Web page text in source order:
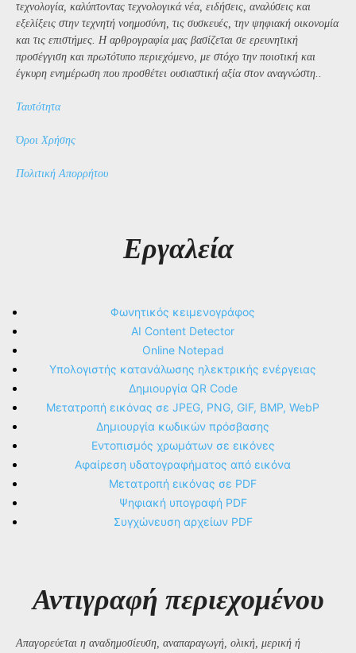
τεχνολογία, καλύπτοντας τεχνολογικά νέα, ειδήσεις, αναλύσεις και
εξελίξεις στην τεχνητή νοημοσύνη, τις συσκευές, την ψηφιακή οικονομία
και τις επιστήμες. Η αρθρογραφία μας βασίζεται σε ερευνητική
προσέγγιση και πρωτότυπο περιεχόμενο, με στόχο την ποιοτική και
έγκυρη ενημέρωση που προσθέτει ουσιαστική αξία στον αναγνώστη..
Ταυτότητα
Όροι Χρήσης
Πολιτική Απορρήτου
Εργαλεία
Φωνητικός κειμενογράφος
AI Content Detector
Online Notepad
Υπολογιστής κατανάλωσης ηλεκτρικής ενέργειας
Δημιουργία QR Code
Μετατροπή εικόνας σε JPEG, PNG, GIF, BMP, WebP
Δημιουργία κωδικών πρόσβασης
Εντοπισμός χρωμάτων σε εικόνες
Αφαίρεση υδατογραφήματος από εικόνα
Μετατροπή εικόνας σε PDF
Ψηφιακή υπογραφή PDF
Συγχώνευση αρχείων PDF
Αντιγραφή περιεχομένου
Απαγορεύεται η αναδημοσίευση, αναπαραγωγή, ολική, μερική ή